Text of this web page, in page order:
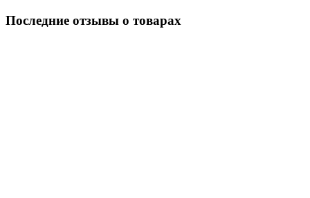
Последние отзывы о товарах